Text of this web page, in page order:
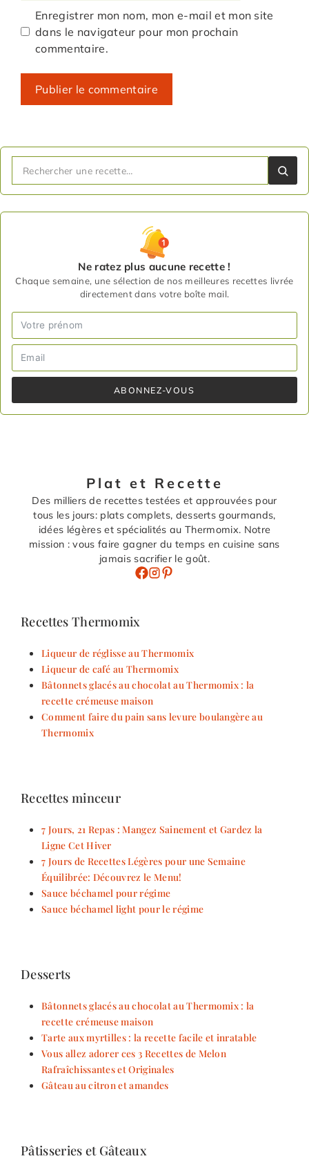
Enregistrer mon nom, mon e-mail et mon site
dans le navigateur pour mon prochain
commentaire.
Ne ratez plus aucune recette !
Chaque semaine, une sélection de nos meilleures recettes livrée
directement dans votre boîte mail.
ABONNEZ-VOUS
Plat et Recette
Des milliers de recettes testées et approuvées pour
tous les jours: plats complets, desserts gourmands,
idées légères et spécialités au Thermomix. Notre
mission : vous faire gagner du temps en cuisine sans
jamais sacrifier le goût.
Recettes Thermomix
Liqueur de réglisse au Thermomix
Liqueur de café au Thermomix
Bâtonnets glacés au chocolat au Thermomix : la
recette crémeuse maison
Comment faire du pain sans levure boulangère au
Thermomix
Recettes minceur
7 Jours, 21 Repas : Mangez Sainement et Gardez la
Ligne Cet Hiver
7 Jours de Recettes Légères pour une Semaine
Équilibrée: Découvrez le Menu!
Sauce béchamel pour régime
Sauce béchamel light pour le régime
Desserts
Bâtonnets glacés au chocolat au Thermomix : la
recette crémeuse maison
Tarte aux myrtilles : la recette facile et inratable
Vous allez adorer ces 3 Recettes de Melon
Rafraîchissantes et Originales
Gâteau au citron et amandes
Pâtisseries et Gâteaux